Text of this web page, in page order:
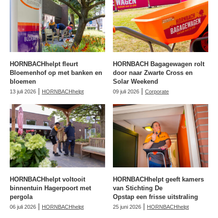
HORNBACHhelpt fleurt
Bloemenhof op met banken en
bloemen
13 juli 2026 | HORNBACHhelpt
HORNBACH Bagagewagen rolt
door naar Zwarte Cross en
Solar Weekend
09 juli 2026 | Corporate
HORNBACHhelpt voltooit
binnentuin Hagerpoort met
pergola
06 juli 2026 | HORNBACHhelpt
HORNBACHhelpt geeft kamers
van Stichting De
Opstap een frisse uitstraling
25 juni 2026 | HORNBACHhelpt